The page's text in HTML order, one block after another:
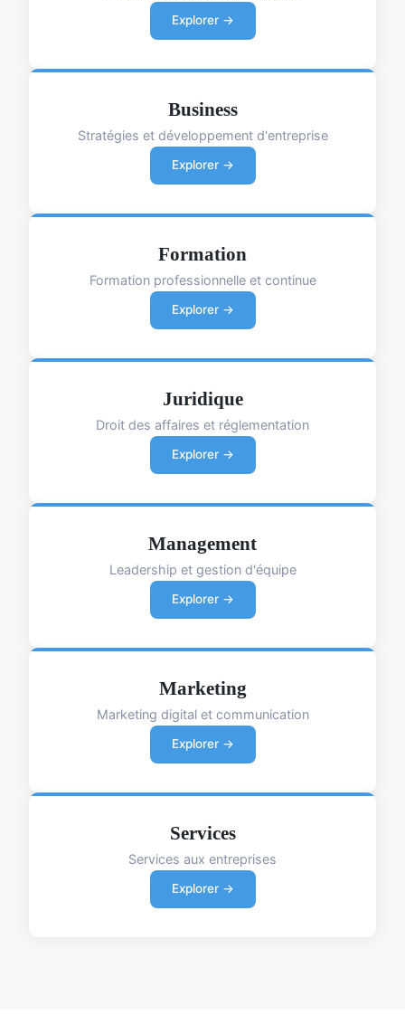
Explorer →
Business
Stratégies et développement d'entreprise
Explorer →
Formation
Formation professionnelle et continue
Explorer →
Juridique
Droit des affaires et réglementation
Explorer →
Management
Leadership et gestion d'équipe
Explorer →
Marketing
Marketing digital et communication
Explorer →
Services
Services aux entreprises
Explorer →